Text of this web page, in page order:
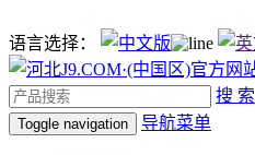
语言选择：
搜 索
Toggle navigation 导航菜单